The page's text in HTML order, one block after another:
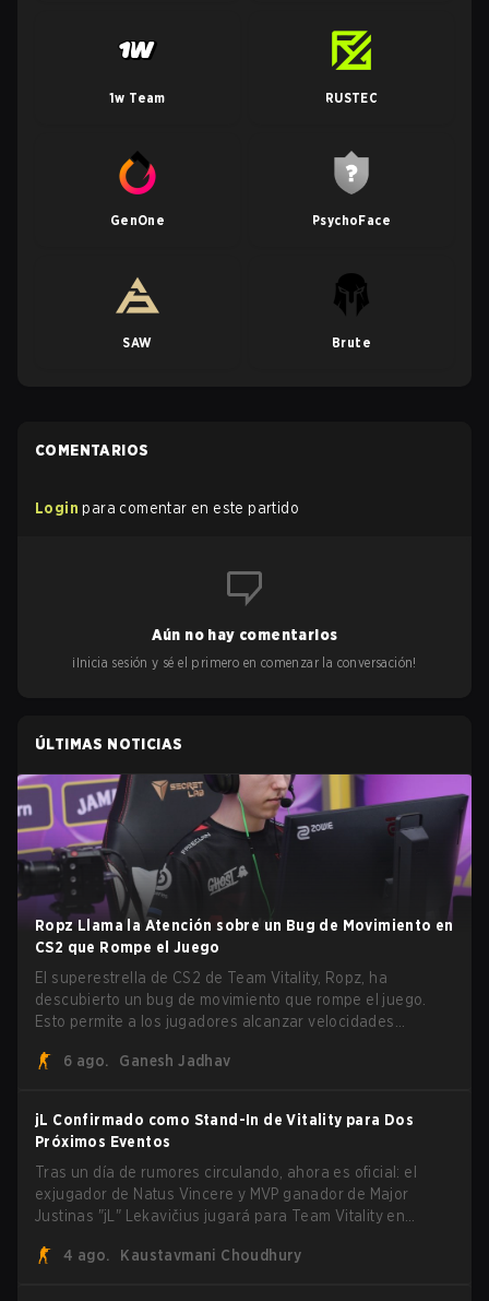
1w Team RUSTEC
GenOne PsychoFace
SAW Brute
COMENTARIOS
Login para comentar en este partido
Aún no hay comentarios
¡Inicia sesión y sé el primero en comenzar la conversación!
ÚLTIMAS NOTICIAS
Ropz Llama la Atención sobre un Bug de Movimiento en
CS2 que Rompe el Juego
El superestrella de CS2 de Team Vitality, Ropz, ha
descubierto un bug de movimiento que rompe el juego.
Esto permite a los jugadores alcanzar velocidades
6 ago.
Ganesh Jadhav
jL Confirmado como Stand-In de Vitality para Dos
Próximos Eventos
Tras un día de rumores circulando, ahora es oficial: el
exjugador de Natus Vincere y MVP ganador de Major
Justinas "jL" Lekavičius jugará para Team Vitality en
lituano dio la noticia él mismo en stream, bromeando:
4 ago. Kaustavmani Choudhury